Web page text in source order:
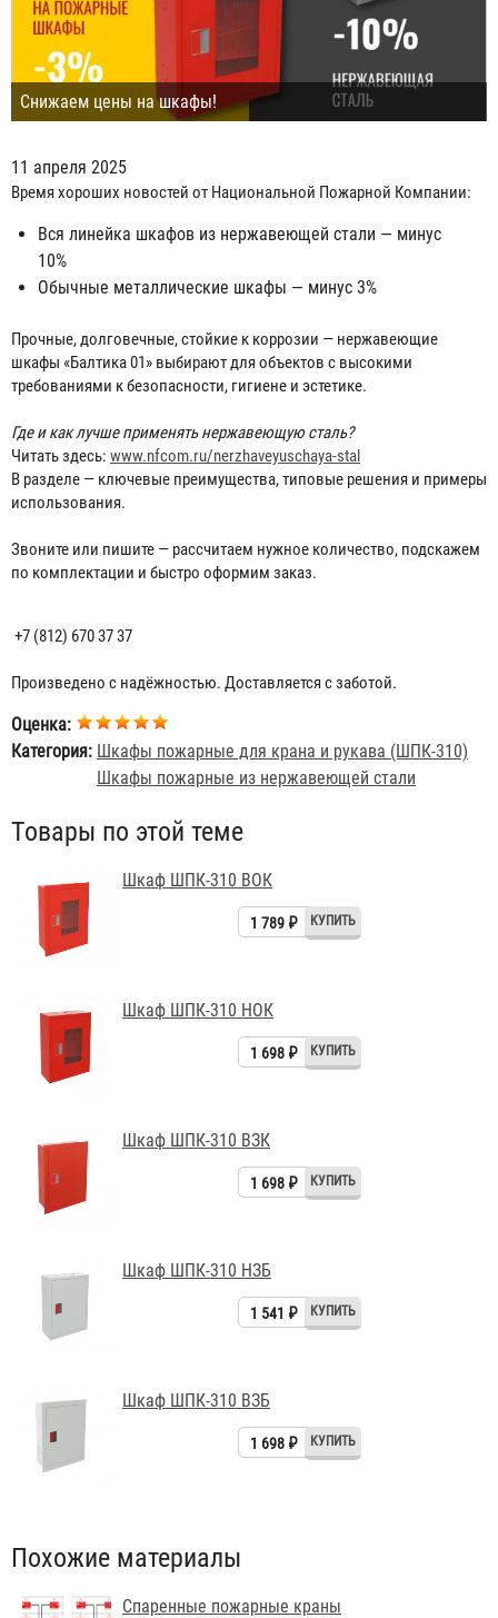
Снижаем цены на шкафы!
11 апреля 2025
Время хороших новостей от Национальной Пожарной Компании:
Вся линейка шкафов из нержавеющей стали — минус
10%
Обычные металлические шкафы — минус 3%
Прочные, долговечные, стойкие к коррозии — нержавеющие
шкафы «Балтика 01» выбирают для объектов с высокими
требованиями к безопасности, гигиене и эстетике.
Где и как лучше применять нержавеющую сталь?
Читать здесь: www.nfcom.ru/nerzhaveyuschaya-stal
В разделе — ключевые преимущества, типовые решения и примеры
использования.
Звоните или пишите — рассчитаем нужное количество, подскажем
по комплектации и быстро оформим заказ.
+7 (812) 670 37 37
Произведено с надёжностью. Доставляется с заботой.
Оценка:
Категория: Шкафы пожарные для крана и рукава (ШПК-310)
Шкафы пожарные из нержавеющей стали
Товары по этой теме
Шкаф ШПК-310 ВОК
1 789 ₽
Шкаф ШПК-310 НОК
1 698 ₽
Шкаф ШПК-310 ВЗК
1 698 ₽
Шкаф ШПК-310 НЗБ
1 541 ₽
Шкаф ШПК-310 ВЗБ
1 698 ₽
Похожие материалы
Cпаренные пожарные краны